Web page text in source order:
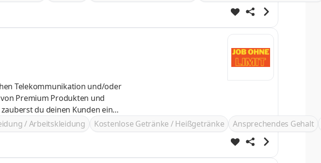
Telekommunikation und/oder
/ Arbeitskleidung Kostenlose Getränke / Heißgetränke
Ansprechendes Gehalt